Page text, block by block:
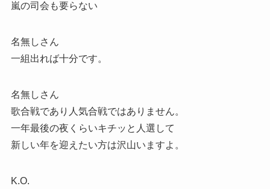
嵐の司会も要らない
名無しさん
一組出れば十分です。
名無しさん
歌合戦であり人気合戦ではありません。
一年最後の夜くらいキチッと人選して
新しい年を迎えたい方は沢山いますよ。
K.O.